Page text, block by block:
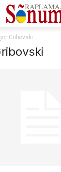
Gribovski